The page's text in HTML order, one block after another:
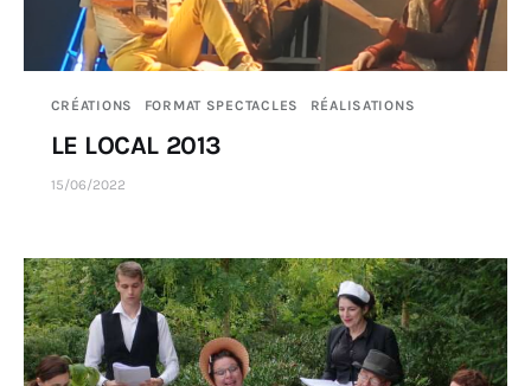
CRÉATIONS FORMAT SPECTACLES RÉALISATIONS
LE LOCAL 2013
15/06/2022